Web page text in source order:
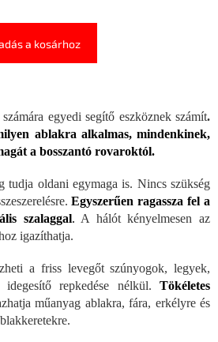
a kosárhoz
egyedi segítő eszköznek számít.
ablakra alkalmas, mindenkinek,
a bosszantó rovaroktól.
tudja oldani egymaga is. Nincs szükség
Egyszerűen ragassza fel a
szalaggal. A hálót kényelmesen az
igazíthatja.
a friss levegőt szúnyogok, legyek,
repkedése nélkül. Tökéletes
műanyag ablakra, fára, erkélyre és